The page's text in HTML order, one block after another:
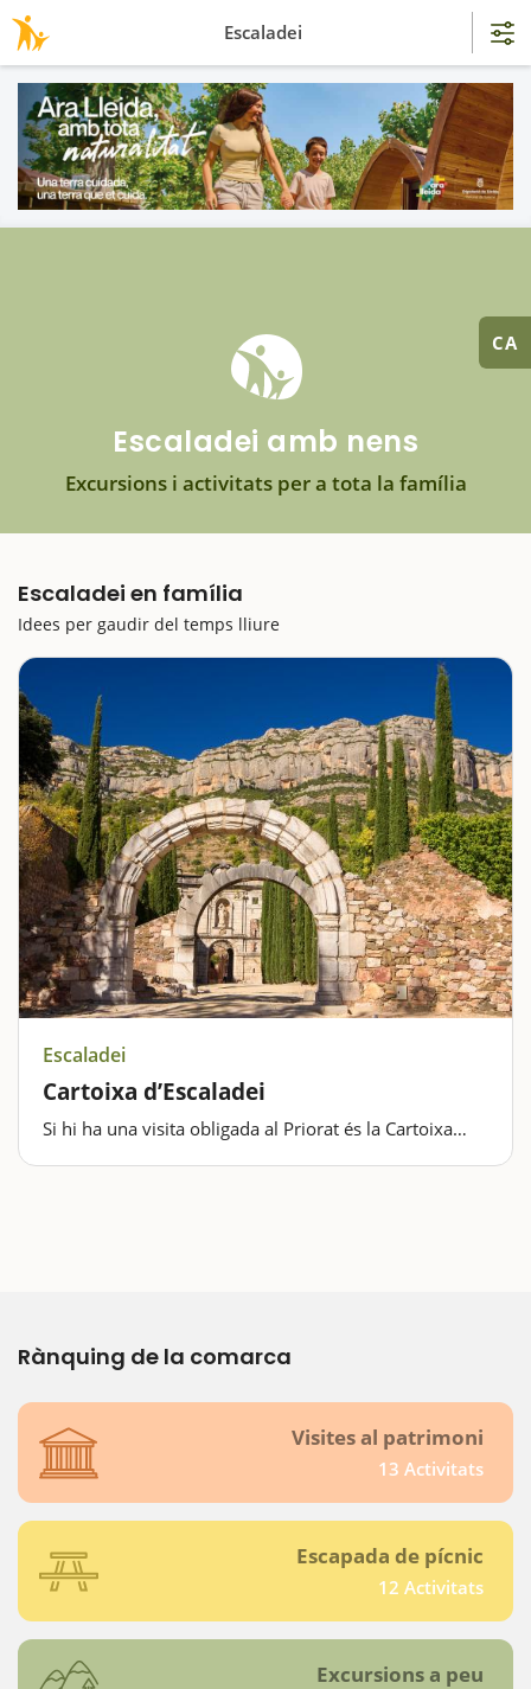
CA
Escaladei amb nens
Excursions i activitats per a tota la família
Escaladei en família
Idees per gaudir del temps lliure
Escaladei
Cartoixa d’Escaladei
Si hi ha una visita obligada al Priorat és la Cartoixa
Rànquing de la comarca
Visites al patrimoni
13 Activitats
Escapada de pícnic
12 Activitats
Excursions a peu
Escaladei